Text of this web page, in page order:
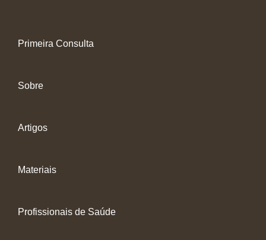
Primeira Consulta
Sobre
Artigos
Materiais
Profissionais de Saúde